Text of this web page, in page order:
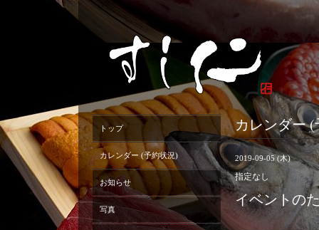
カレンダー
2019-09-05 (木)
指定なし
イベントの
トップ
カレンダー (予約状況)
お知らせ
写真